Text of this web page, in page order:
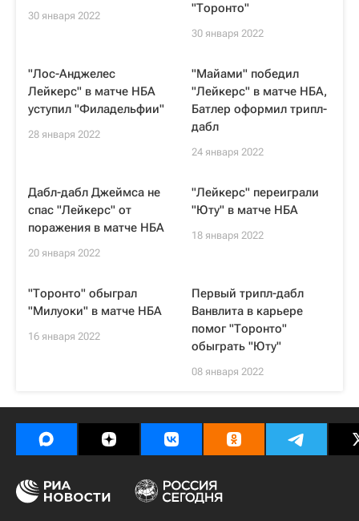
30 января 2022
"Торонто"
30 января 2022
"Лос-Анджелес
Лейкерс" в матче НБА
уступил "Филадельфии"
28 января 2022
"Майами" победил
"Лейкерс" в матче НБА,
Батлер оформил трипл-
дабл
24 января 2022
Дабл-дабл Джеймса не
спас "Лейкерс" от
поражения в матче НБА
20 января 2022
"Лейкерс" переиграли
"Юту" в матче НБА
18 января 2022
"Торонто" обыграл
"Милуоки" в матче НБА
16 января 2022
Первый трипл-дабл
Ванвлита в карьере
помог "Торонто"
обыграть "Юту"
08 января 2022